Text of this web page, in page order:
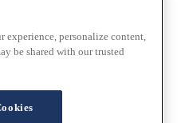
experience, personalize content,
be shared with our trusted